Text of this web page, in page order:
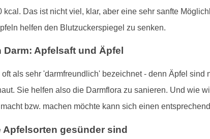
kcal. Das ist nicht viel, klar, aber eine sehr sanfte
helfen den Blutzuckerspiegel zu senken.
Darm: Apfelsaft und Äpfel
oft als sehr 'darmfreundlich' bezeichnet - denn Äpfel
Sie helfen also die Darmflora zu sanieren. Und wie
bzw. machen möchte kann sich einen
Apfelsorten gesünder sind